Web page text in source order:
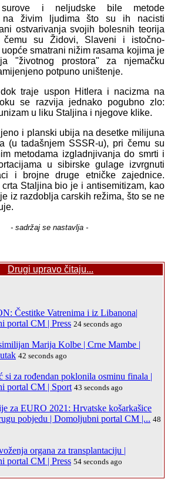
i neljudske bile metode
na živim ljudima što su ih nacisti
ostvarivanja svojih bolesnih teorija
čemu su Židovi, Slaveni i istočno-
smatrani nižim rasama kojima je
"životnog prostora" za njemačku
potpuno uništenje.
traje uspon Hitlera i nacizma na
se razvija jednako pogubno zlo:
u liku Staljina i njegove klike.
i planski ubija na desetke milijuna
(u tadašnjem SSSR-u), pri čemu su
metodama izgladnjivanja do smrti i
u sibirske gulage izvrgnuti
i brojne druge etničke zajednice.
Staljina bio je i antisemitizam, kao
iz razdoblja carskih režima, što se ne
- sadržaj se nastavlja -
Drugi upravo čitaju...
Čestitke Vatrenima i iz Libanona|
portal CM | Press 24 seconds ago
Marija Kolbe | Crne Mambe |
42 seconds ago
si za rođendan poklonila osminu finala |
portal CM | Sport 43 seconds ago
za EURO 2021: Hrvatske košarkašice
pobjedu | Domoljubni portal CM |... 48
organa za transplantaciju |
portal CM | Press 54 seconds ago